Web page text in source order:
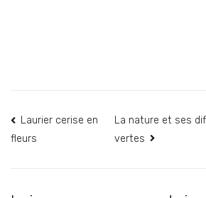
Navigation
Laurier cerise en
fleurs
La nature et ses
vertes